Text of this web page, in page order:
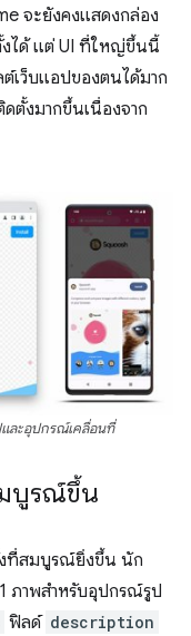
จะยังคงแสดงกล่อง
งได้ แต่ UI ที่ใหญ่ขึ้นนี้
เว็บแอปของตนได้มาก
ตั้งมากขึ้นเนื่องจาก
ละอุปกรณ์เคลื่อนที่
มบูรณ์ขึ้น
งที่สมบูรณ์ยิ่งขึ้น นัก
ภาพสำหรับอุปกรณ์รูป
ฟิลด์ description